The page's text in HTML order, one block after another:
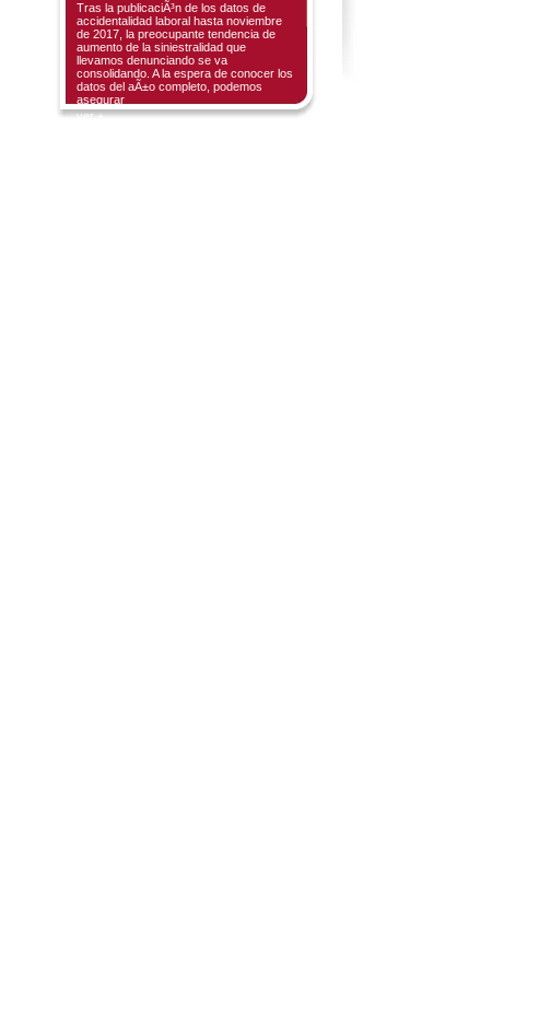
Tras la publicaciÃ³n de los datos de
accidentalidad laboral hasta noviembre
de 2017, la preocupante tendencia de
aumento de la siniestralidad que
llevamos denunciando se va
consolidando. A la espera de conocer los
datos del aÃ±o completo, podemos
asegurar
ver +